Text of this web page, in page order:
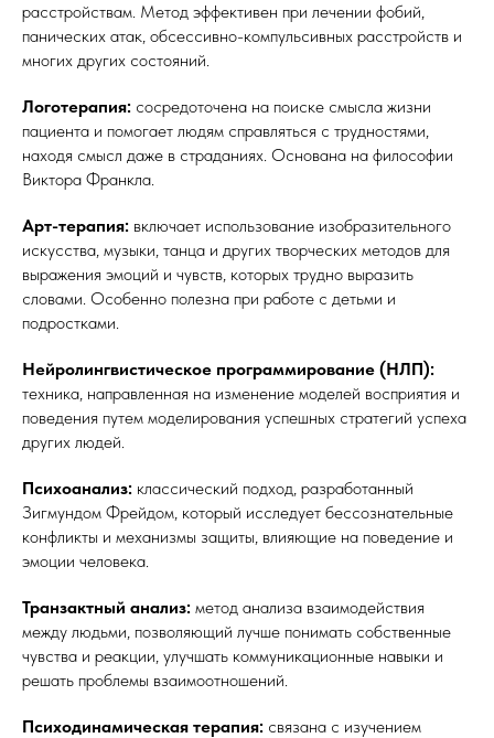
расстройствам. Метод эффективен при лечении фобий,
панических атак, обсессивно-компульсивных расстройств и
многих других состояний.
Логотерапия: сосредоточена на поиске смысла жизни
пациента и помогает людям справляться с трудностями,
находя смысл даже в страданиях. Основана на философии
Виктора Франкла.
Арт-терапия: включает использование изобразительного
искусства, музыки, танца и других творческих методов для
выражения эмоций и чувств, которых трудно выразить
словами. Особенно полезна при работе с детьми и
подростками.
Нейролингвистическое программирование (НЛП):
техника, направленная на изменение моделей восприятия и
поведения путем моделирования успешных стратегий успеха
других людей.
Психоанализ: классический подход, разработанный
Зигмундом Фрейдом, который исследует бессознательные
конфликты и механизмы защиты, влияющие на поведение и
эмоции человека.
Транзактный анализ: метод анализа взаимодействия
между людьми, позволяющий лучше понимать собственные
чувства и реакции, улучшать коммуникационные навыки и
решать проблемы взаимоотношений.
Психодинамическая терапия: связана с изучением